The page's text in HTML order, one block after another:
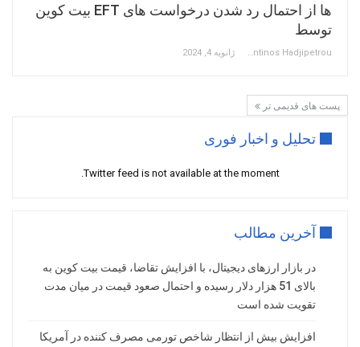
ها از احتمال رد شدن درخواست های EFT بیت کوین
توسط
Constantinos Hadjipetrou ژانویه 4, 2024
پست های قدیمی تر
تحلیل و اخبار فوری
Twitter feed is not available at the moment.
آخرین مطالب
در بازار ارزهای دیجیتال، با افزایش تقاضا، قیمت بیت کوین به
بالای 51 هزار دلار رسیده و احتمال صعود قیمت در میان مدت
تقویت شده است
افزایش بیش از انتظار شاخص تورمی مصرف کننده در آمریکا